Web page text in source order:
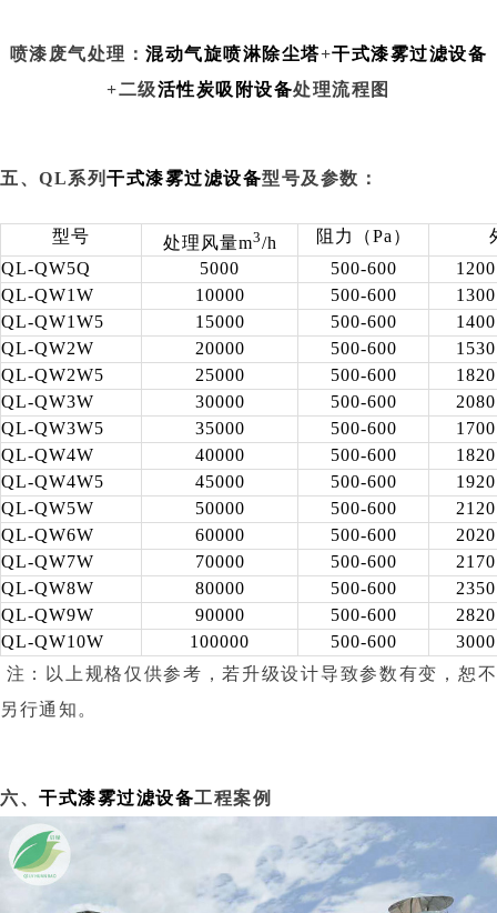
喷漆废气处理：混动气旋喷淋除尘塔+干式漆雾过滤设备
+二级活性炭吸附设备处理流程图
五、QL系列 干式漆雾过滤设备型号及参数：
型号 处理风量m3/h 阻力（Pa）
QL-QW5Q
5000 500-600
QL-QW1W
10000 500-600
QL-QW1W5
15000 500-600
QL-QW2W
20000 500-600
QL-QW2W5
25000 500-600
QL-QW3W
30000 500-600
QL-QW3W5
35000 500-600
QL-QW4W
40000 500-600
QL-QW4W5
45000 500-600
QL-QW5W
50000 500-600
QL-QW6W
60000 500-600
QL-QW7W
70000 500-600
QL-QW8W
80000 500-600
QL-QW9W
90000 500-600
QL-QW10W
100000 500-600
注：以上规格仅供参考，若升级设计导致参数有变，恕不
另行通知。
六、 干式漆雾过滤设备工程案例